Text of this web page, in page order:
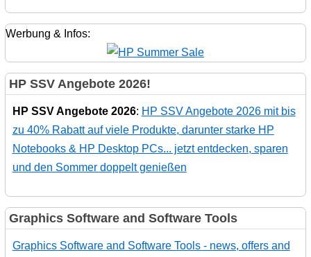
Werbung & Infos:
HP SSV Angebote 2026!
HP SSV Angebote 2026: HP SSV Angebote 2026 mit bis
zu 40% Rabatt auf viele Produkte, darunter starke HP
Notebooks & HP Desktop PCs... jetzt entdecken, sparen
und den Sommer doppelt genießen
Graphics Software and Software Tools
Graphics Software and Software Tools - news, offers and